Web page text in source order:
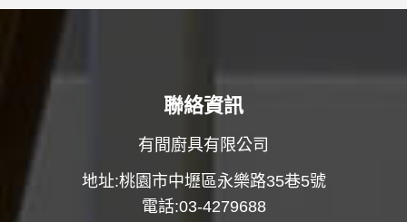
聯絡資訊
有間廚具有限公司
地址:桃園市中壢區永樂路35巷5號
電話:03-4279688